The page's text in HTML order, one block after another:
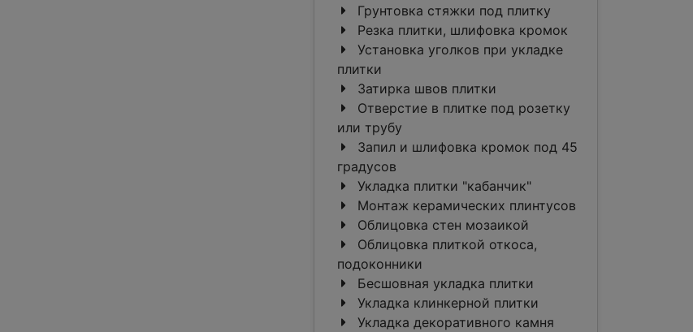
Грунтовка стяжки под плитку
Резка плитки, шлифовка кромок
Установка уголков при укладке
плитки
Затирка швов плитки
Отверстие в плитке под розетку
или трубу
Запил и шлифовка кромок под 45
градусов
Укладка плитки "кабанчик"
Монтаж керамических плинтусов
Облицовка стен мозаикой
Облицовка плиткой откоса,
подоконники
Бесшовная укладка плитки
Укладка клинкерной плитки
Укладка декоративного камня